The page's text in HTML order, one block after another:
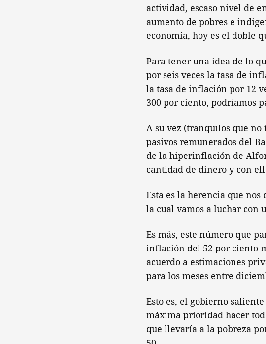
actividad, escaso nivel de
aumento de pobres e
economía, hoy es el doble
Para tener una idea de lo
por seis veces la tasa de
la tasa de inflación por 12
300 por ciento, podríamos
A su vez (tranquilos que
pasivos remunerados del
de la hiperinflación de
cantidad de dinero y con
Esta es la herencia que
la cual vamos a luchar con
Es más, este número que
inflación del 52 por ciento
acuerdo a estimaciones
para los meses entre
Esto es, el gobierno
máxima prioridad hacer
que llevaría a la pobreza